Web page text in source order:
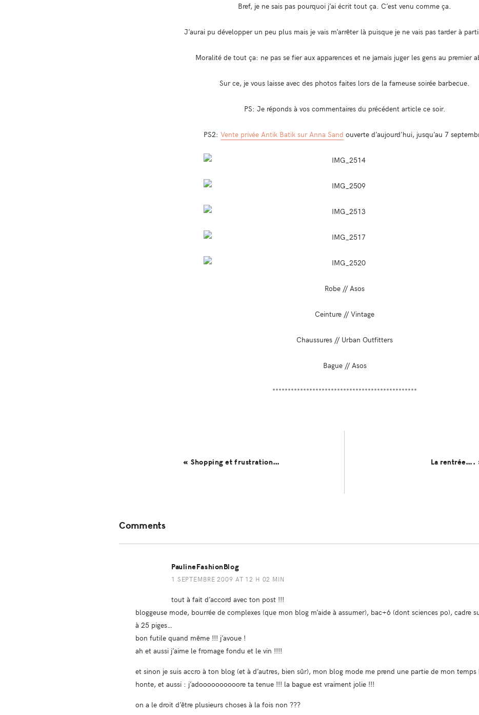
Bref, je ne sais pas pourquoi j’ai écrit tout ça. C’est venu comme ça.
J’aurai pu développer un peu plus mais je vais m’arrêter là puisque je ne vais pas tarder à
Moralité de tout ça: ne pas se fier aux apparences et ne jamais juger les gens au premier
Sur ce, je vous laisse avec des photos faites lors de la fameuse soirée barbecue.
PS: Je réponds à vos commentaires du précédent article ce soir.
PS2: Vente privée Antik Batik sur Anna Sand ouverte d’aujourd’hui, jusqu’au 7
Robe // Asos
Ceinture // Vintage
Chaussures // Urban Outfitters
Bague // Asos
***********************************************
« Shopping et frustration… La rentrée….
Interactions
Comments
PaulineFashionBlog
1 SEPTEMBRE 2009 AT 12 H 02 MIN
tout à fait d’accord avec ton post !!!
bloggeuse mode, bourrée de complexes (que mon blog m’aide à assumer), bac+6 (dont sciences po), cadre
à 25 piges…
bon futile quand même !!! j’avoue !
ah et aussi j’aime le fromage fondu et le vin !!!!
et sinon je suis accro à ton blog (et à d’autres, bien sûr), mon blog mode me prend une partie de mon temps
honte, et aussi : j’adoooooooooore ta tenue !!! la bague est vraiment jolie !!!
on a le droit d’être plusieurs choses à la fois non ???